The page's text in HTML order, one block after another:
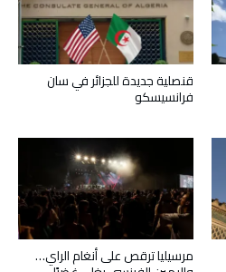
قنصلية جديدة للجزائر في سان
فرانسيسكو
مرسيليا ترقص على أنغام الراي…